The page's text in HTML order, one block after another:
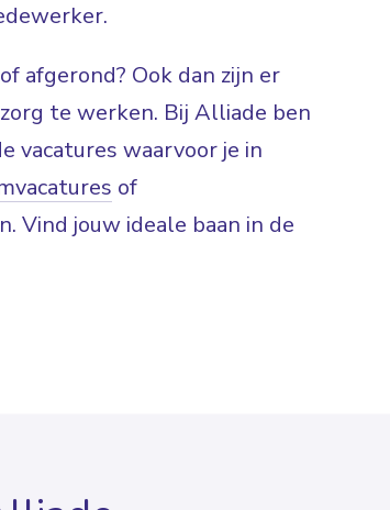
afgerond? Ook dan zijn er
te werken. Bij Alliade ben
vacatures waarvoor je in
of
Vind jouw ideale baan in de